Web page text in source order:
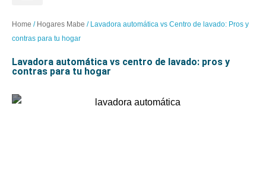
Home / Hogares Mabe / Lavadora automática vs Centro de lavado: Pros y
contras para tu hogar
lavadora automática vs centro de lavado: pros y
contras para tu hogar